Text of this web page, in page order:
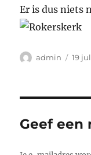
Er is dus niets
Auteur
admin 19
Geef een